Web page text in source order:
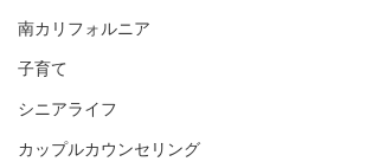
南カリフォルニア
子育て
シニアライフ
カップルカウンセリング